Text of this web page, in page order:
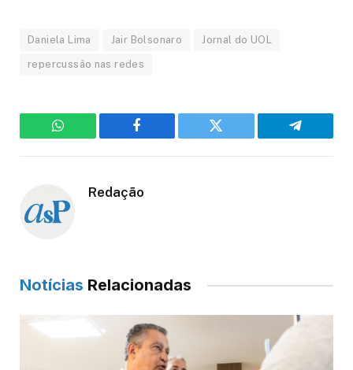
Daniela Lima Jair Bolsonaro Jornal do UOL
repercussão nas redes
WhatsApp Facebook Twitter Telegram
Redação
Notícias Relacionadas